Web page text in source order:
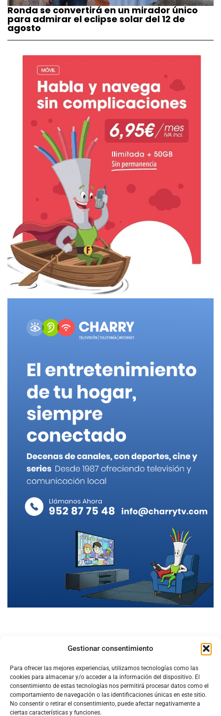
Gestionar consentimiento
Para ofrecer las mejores experiencias, utilizamos tecnologías como las
cookies para almacenar y/o acceder a la información del dispositivo. El
consentimiento de estas tecnologías nos permitirá procesar datos como el
comportamiento de navegación o las identificaciones únicas en este sitio.
No consentir o retirar el consentimiento, puede afectar negativamente a
ciertas características y funciones.
Ronda se convertirá en un mirador único
para admirar el eclipse solar del 12 de
agosto